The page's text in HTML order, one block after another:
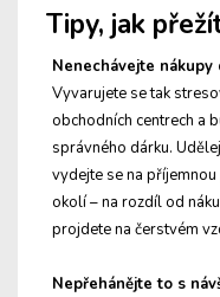
Tipy, jak
Nenechávejte
Vyvarujete se tak
obchodních centrech a
správného dárku.
vydejte se na
okolí – na rozdíl od
projdete na čerstvém
Nepřehánějte to s